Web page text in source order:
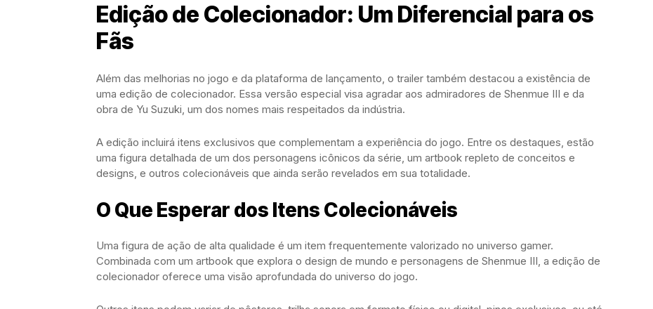
Edição de Colecionador: Um Diferencial para os
Fãs
Além das melhorias no jogo e da plataforma de lançamento, o trailer também destacou a existência de
uma edição de colecionador. Essa versão especial visa agradar aos admiradores de Shenmue III e da
obra de Yu Suzuki, um dos nomes mais respeitados da indústria.
A edição incluirá itens exclusivos que complementam a experiência do jogo. Entre os destaques, estão
uma figura detalhada de um dos personagens icônicos da série, um artbook repleto de conceitos e
designs, e outros colecionáveis que ainda serão revelados em sua totalidade.
O Que Esperar dos Itens Colecionáveis
Uma figura de ação de alta qualidade é um item frequentemente valorizado no universo gamer.
Combinada com um artbook que explora o design de mundo e personagens de Shenmue III, a edição de
colecionador oferece uma visão aprofundada do universo do jogo.